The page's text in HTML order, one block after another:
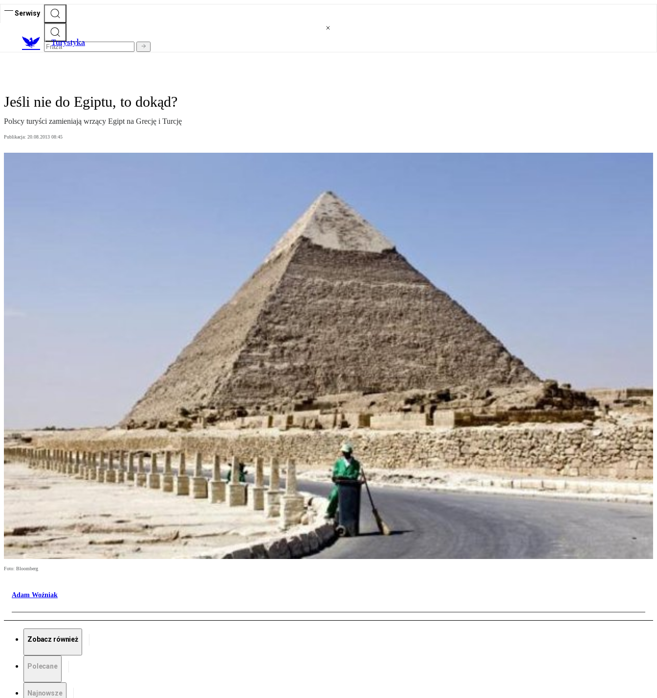
Serwisy
Turystyka
Jeśli nie do Egiptu, to dokąd?
Polscy turyści zamieniają wrzący Egipt na Grecję i Turcję
Publikacja: 20.08.2013 08:45
Foto: Bloomberg
Adam Woźniak
Zobacz również
Polecane
Najnowsze